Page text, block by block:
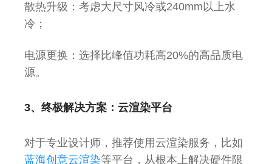
散热升级：考虑大尺寸风冷或240mm以上水
冷；
电源更换：选择比峰值功耗高20%的高品质电
源。
3、终极解决方案：云渲染平台
对于专业设计师，推荐使用云渲染服务，比如
蓝海创意云渲染等平台，从根本上解决硬件限